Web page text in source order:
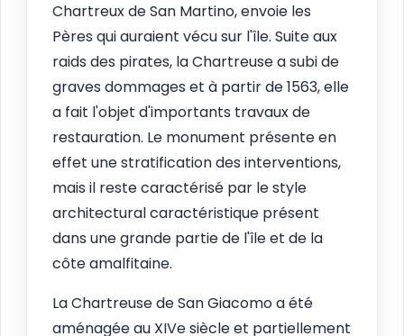
Chartreux de San Martino, envoie les
Pères qui auraient vécu sur l'île. Suite aux
raids des pirates, la Chartreuse a subi de
graves dommages et à partir de 1563, elle
a fait l'objet d'importants travaux de
restauration. Le monument présente en
effet une stratification des interventions,
mais il reste caractérisé par le style
architectural caractéristique présent
dans une grande partie de l'île et de la
côte amalfitaine.
La Chartreuse de San Giacomo a été
aménagée au XIVe siècle et partiellement